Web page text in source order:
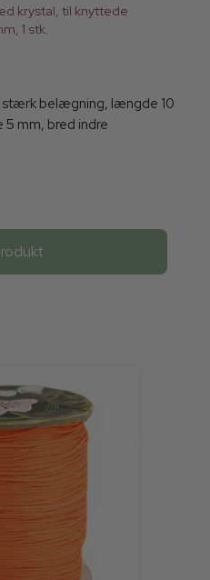
krystal, til knyttede
1 stk.
stærk belægning, længde 10
5 mm, bred indre